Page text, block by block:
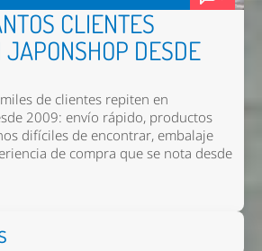
CLIENTES
JAPONSHOP DESDE
de clientes repiten en
2009: envío rápido, productos
difíciles de encontrar, embalaje
de compra que se nota desde